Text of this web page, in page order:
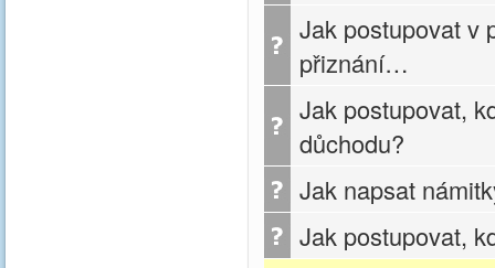
Jak postupovat v
přiznání…
Jak postupovat,
důchodu?
Jak napsat
Jak postupovat,